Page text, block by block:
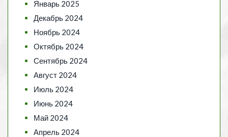
Январь 2025
Декабрь 2024
Ноябрь 2024
Октябрь 2024
Сентябрь 2024
Август 2024
Июль 2024
Июнь 2024
Май 2024
Апрель 2024